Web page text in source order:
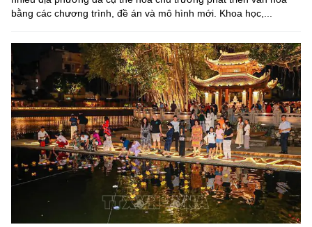
bằng các chương trình, đề án và mô hình mới. Khoa học,...